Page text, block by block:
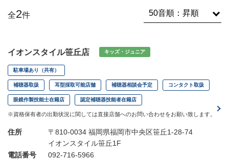
全2件
イオンスタイル笹丘店 キッズ・ジュニア
駐車場あり（共有）
補聴器取扱 耳型採取可能店舗 補聴器相談会予定 コンタクト取扱
眼鏡作製技能士在籍店 認定補聴器技能者在籍店
※資格保有者の出勤状況に関しては直接店舗へのお問い合わせをお願い致します。
住所
〒810-0034 福岡県福岡市中央区笹丘1-28-74
イオンスタイル笹丘1F
電話番号
092-716-5966